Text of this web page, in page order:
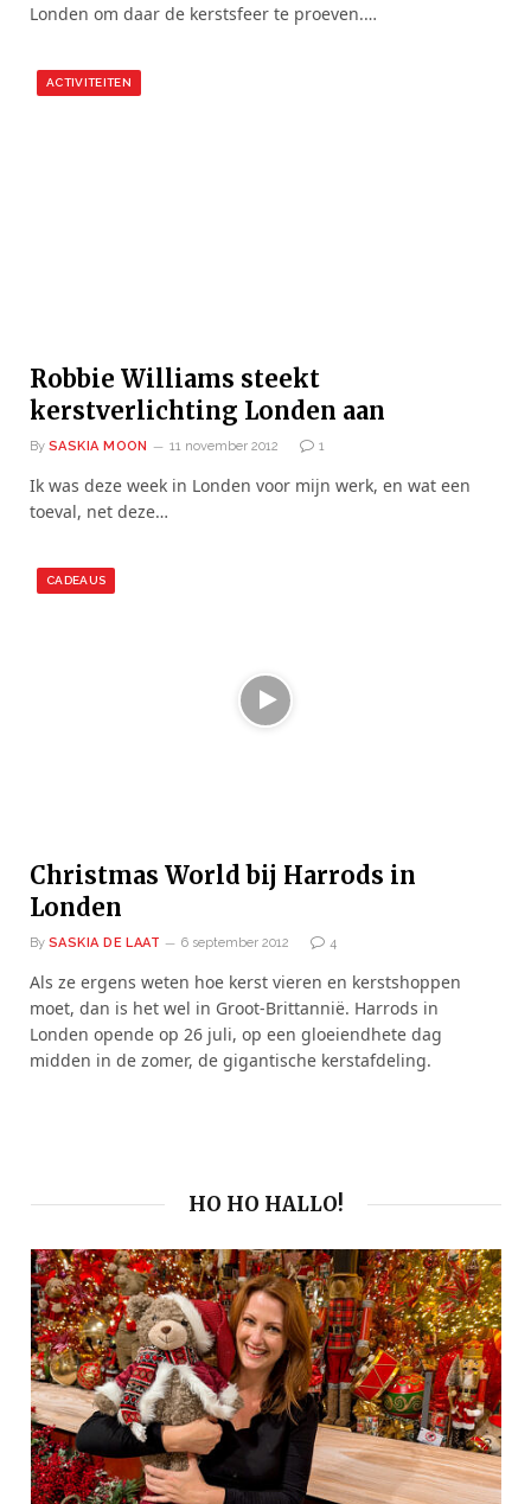
Londen om daar de kerstsfeer te proeven.…
ACTIVITEITEN
Robbie Williams steekt
kerstverlichting Londen aan
By SASKIA MOON 11 november 2012 1
Ik was deze week in Londen voor mijn werk, en wat een
toeval, net deze…
CADEAUS
Christmas World bij Harrods in
Londen
By SASKIA DE LAAT 6 september 2012 4
Als ze ergens weten hoe kerst vieren en kerstshoppen
moet, dan is het wel in Groot-Brittannië. Harrods in
Londen opende op 26 juli, op een gloeiendhete dag
midden in de zomer, de gigantische kerstafdeling.
HO HO HALLO!